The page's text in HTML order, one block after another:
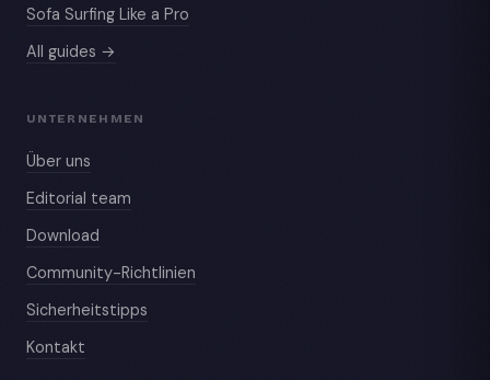
Sofa Surfing Like a Pro
All guides →
UNTERNEHMEN
Über uns
Editorial team
Download
Community-Richtlinien
Sicherheitstipps
Kontakt